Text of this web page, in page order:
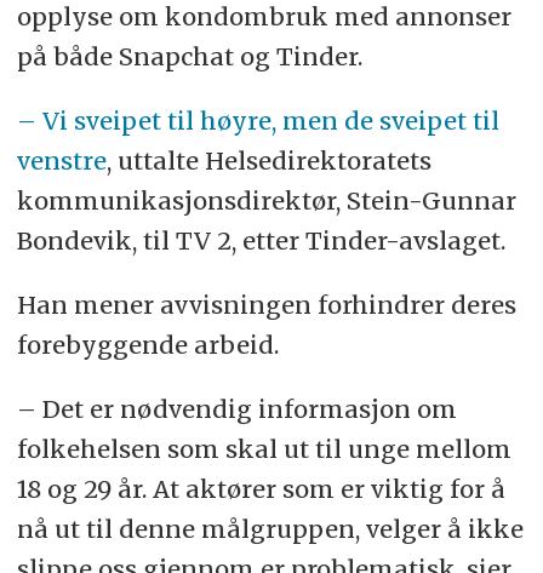
opplyse om kondombruk med annonser
på både Snapchat og Tinder.
– Vi sveipet til høyre, men de sveipet til
venstre, uttalte Helsedirektoratets
kommunikasjonsdirektør, Stein-Gunnar
Bondevik, til TV 2, etter Tinder-avslaget.
Han mener avvisningen forhindrer deres
forebyggende arbeid.
– Det er nødvendig informasjon om
folkehelsen som skal ut til unge mellom
18 og 29 år. At aktører som er viktig for å
nå ut til denne målgruppen, velger å ikke